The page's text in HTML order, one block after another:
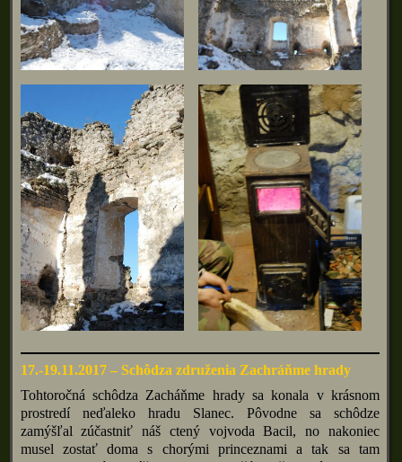
17.-19.11.2017 – Schôdza združenia Zachráňme hrady
Tohtoročná schôdza Zacháňme hrady sa konala v krásnom
prostredí neďaleko hradu Slanec. Pôvodne sa schôdze
zamýšľal zúčastniť náš ctený vojvoda Bacil, no nakoniec
musel zostať doma s chorými princeznami a tak sa tam